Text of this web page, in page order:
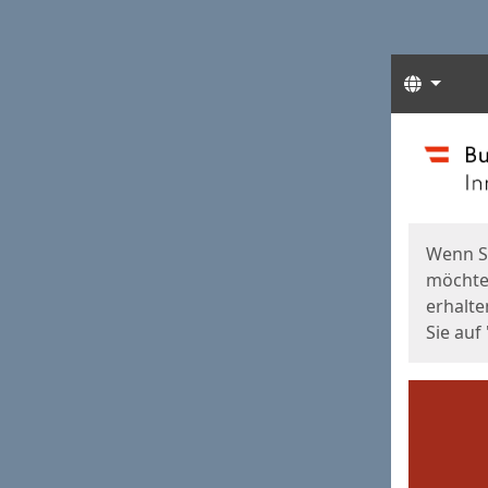
Start
Wenn
Sie